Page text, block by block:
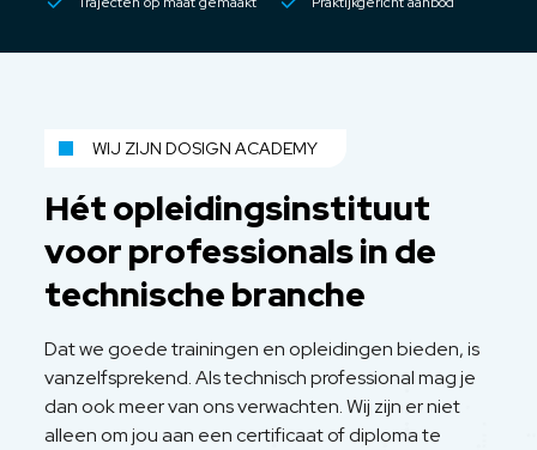
WIJ ZIJN DOSIGN ACADEMY
Hét opleidingsinstituut
voor professionals in de
technische branche
Dat we goede trainingen en opleidingen bieden, is
vanzelfsprekend. Als technisch professional mag je
dan ook meer van ons verwachten. Wij zijn er niet
alleen om jou aan een certificaat of diploma te